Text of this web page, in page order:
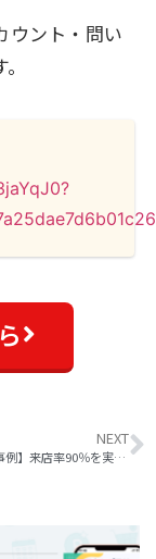
ウント・問い
NEXT
#31【サポ－ト事例】来店率90％を実現！ LINE抽選 for フェイラージャパン株式会社様